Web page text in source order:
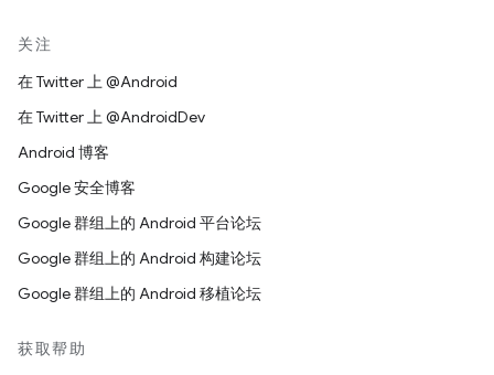
关注
在 Twitter 上 @Android
在 Twitter 上 @AndroidDev
Android 博客
Google 安全博客
Google 群组上的 Android 平台论坛
Google 群组上的 Android 构建论坛
Google 群组上的 Android 移植论坛
获取帮助